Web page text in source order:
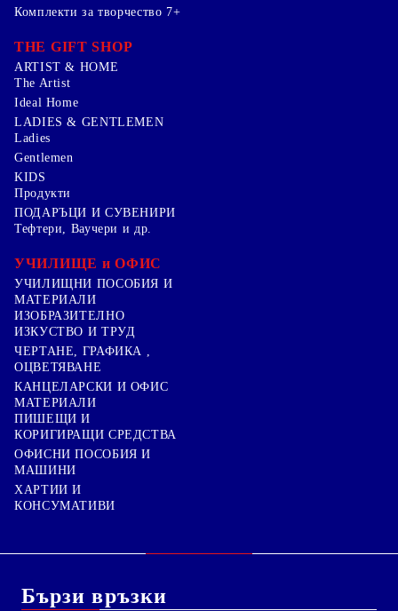
Комплекти за творчество 7+
THE GIFT SHOP
ARTIST & HOME
The Artist
Ideal Home
LADIES & GENTLEMEN
Ladies
Gentlemen
KIDS
Продукти
ПОДАРЪЦИ И СУВЕНИРИ
Тефтери, Ваучери и др.
УЧИЛИЩЕ и ОФИС
УЧИЛИЩНИ ПОСОБИЯ И
МАТЕРИАЛИ
ИЗОБРАЗИТЕЛНО
ИЗКУСТВО И ТРУД
ЧЕРТАНЕ, ГРАФИКА ,
ОЦВЕТЯВАНЕ
КАНЦЕЛАРСКИ И ОФИС
МАТЕРИАЛИ
ПИШЕЩИ И
КОРИГИРАЩИ СРЕДСТВА
ОФИСНИ ПОСОБИЯ И
МАШИНИ
ХАРТИИ И
КОНСУМАТИВИ
Бързи връзки